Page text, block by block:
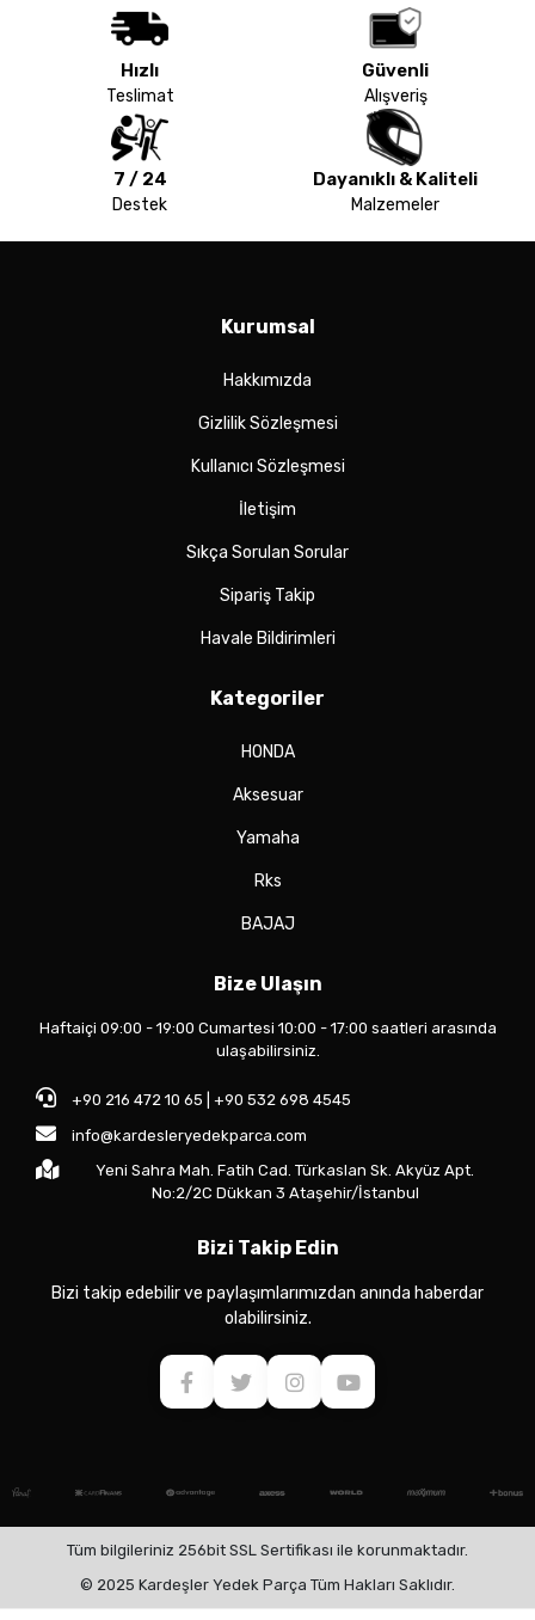
Hızlı
Teslimat
Güvenli
Alışveriş
7 / 24
Destek
Dayanıklı & Kaliteli
Malzemeler
Kurumsal
Hakkımızda
Gizlilik Sözleşmesi
Kullanıcı Sözleşmesi
İletişim
Sıkça Sorulan Sorular
Sipariş Takip
Havale Bildirimleri
Kategoriler
HONDA
Aksesuar
Yamaha
Rks
BAJAJ
Bize Ulaşın
Haftaiçi 09:00 - 19:00 Cumartesi 10:00 - 17:00 saatleri arasında
ulaşabilirsiniz.
+90 216 472 10 65 | +90 532 698 4545
info@kardesleryedekparca.com
Yeni Sahra Mah. Fatih Cad. Türkaslan Sk. Akyüz Apt.
No:2/2C Dükkan 3 Ataşehir/İstanbul
Bizi Takip Edin
Bizi takip edebilir ve paylaşımlarımızdan anında haberdar
olabilirsiniz.
Tüm bilgileriniz 256bit SSL Sertifikası ile korunmaktadır.
© 2025 Kardeşler Yedek Parça Tüm Hakları Saklıdır.